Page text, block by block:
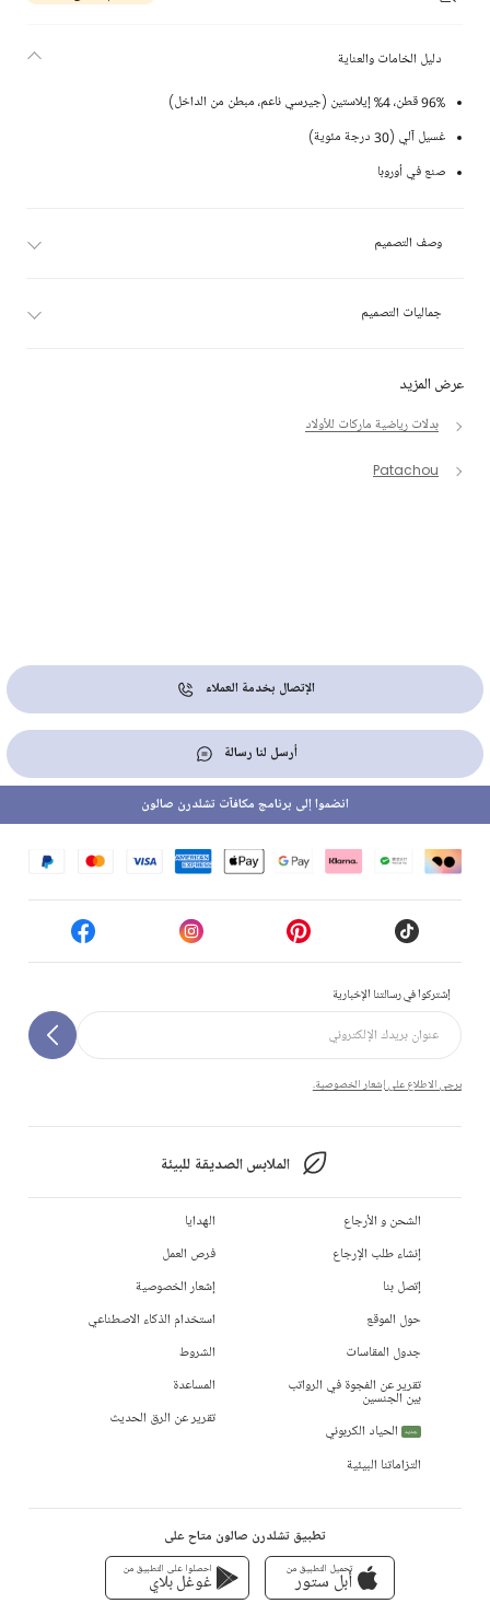
عرض المزيد
بدلات رياضية ماركات للأولاد
Patachou
دليل الخامات والعناية
96% قطن، 4% إيلاستين (جيرسي ناعم، مبطن من الداخل)
غسيل آلي (30 درجة مئوية)
صنع في أوروبا
وصف التصميم
جماليات التصميم
الإتصال بخدمة العملاء
أرسل لنا رسالة
إشتركوا في رسالتنا الإخبارية
يرجى الاطلاع على إشعار الخصوصية.
الملابس الصديقة للبيئة
انضموا إلى برنامج مكافآت تشلدرن صالون
الشحن و الأرجاع
إنشاء طلب الإرجاع
إتصل بنا
حول الموقع
جدول المقاسات
تقرير عن الفجوة في الرواتب
بين الجنسين
جديد
الحياد الكربوني
التزاماتنا البيئية
الهدايا
فرص العمل
إشعار الخصوصية
استخدام الذكاء الاصطناعي
الشروط
المساعدة
تقرير عن الرق الحديث
تطبيق تشلدرن صالون متاح على
تحميل التطبيق من
أبل ستور
احصلوا على التطبيق من
غوغل بلاي